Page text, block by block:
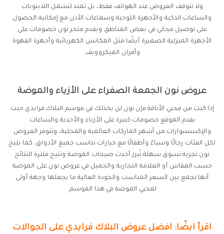
ولا تتوقف العروض عند الهواتف فقط، بل تمتد لتشمل اللابتوبات
والساعات الذكية والأجهزة اللوحية وسماعات الأذن مع إمكانية الحصول
على توصيل مجاني في بعض المناطق ويقدم متجر نون خصومات على
الأجهزة المنزلية الصغيرة أيضًا مثل المكانس الكهربائية وأجهزة القهوة
وأفران الميكروويف.
عروض نون الجمعة الصفراء على الأزياء والموضة
إذا كنت من محبي الأناقة فإن نون لن يخذلك في موسم البلاك فرايدي حيث
يقدم الموقع خصومات كبيرة على الأزياء والأحذية والساعات
والإكسسوارات من أشهر الماركات العالمية والمحلية، وتتوفر العروض
لكل الفئات رجالًا ونساءً وأطفالًا مع خيارات تناسب جميع الأذواق، كما يتيح
نون تجربة تسوق سهلة تُبرز أحدث صيحات الموضة وتتيح فلترة النتائج
حسب المقاس أو العلامة التجارية والجميل في عروض نون على الموضة
أنها تجمع بين السعر المناسب والجودة العالية ما يجعلها وجهة أولى
لمحبي الموضة في هذا الموسم.
اقرأ ايضًا: افضل عروض البلاك فرايدي على الجوالات